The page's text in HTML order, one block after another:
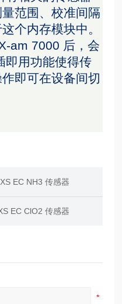
范围、校准间隔
个内存模块中。
am 7000 后，会
即用功能使得传
即可在设备间切
EC NH3 传感器
EC ClO2 传感器